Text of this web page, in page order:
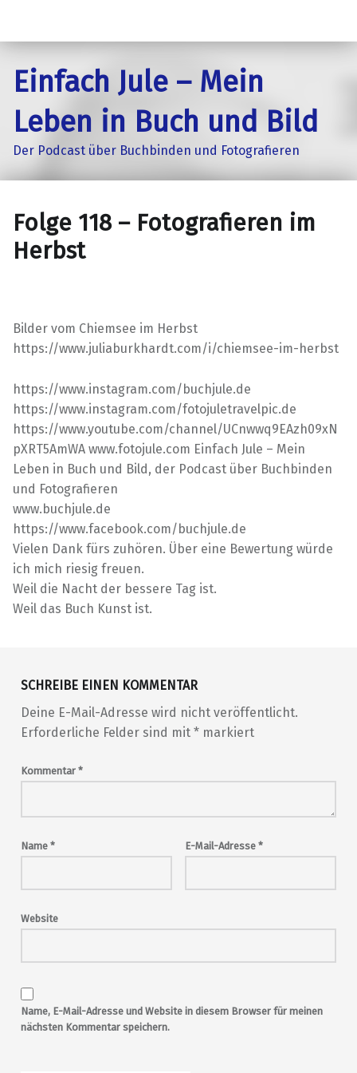
Einfach Jule – Mein
Leben in Buch und Bild
Der Podcast über Buchbinden und Fotografieren
Folge 118 – Fotografieren im
Herbst
Bilder vom Chiemsee im Herbst
https://www.juliaburkhardt.com/i/chiemsee-im-herbst
https://www.instagram.com/buchjule.de
https://www.instagram.com/fotojuletravelpic.de
https://www.youtube.com/channel/UCnwwq9EAzh09xN
pXRT5AmWA www.fotojule.com Einfach Jule – Mein
Leben in Buch und Bild, der Podcast über Buchbinden
und Fotografieren
www.buchjule.de
https://www.facebook.com/buchjule.de
Vielen Dank fürs zuhören. Über eine Bewertung würde
ich mich riesig freuen.
Weil die Nacht der bessere Tag ist.
Weil das Buch Kunst ist.
SCHREIBE EINEN KOMMENTAR
Deine E-Mail-Adresse wird nicht veröffentlicht.
Erforderliche Felder sind mit *markiert
Kommentar *
Name * E-Mail-Adresse *
Website
Name, E-Mail-Adresse und Website in diesem Browser für meinen
nächsten Kommentar speichern.